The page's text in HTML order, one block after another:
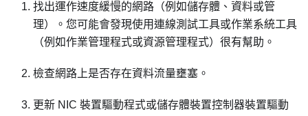
找出運作速度緩慢的網路（例如儲存體、資料或管
理）。您可能會發現使用連線測試工具或作業系統工具
（例如作業管理程式或資源管理程式）很有幫助。
檢查網路上是否存在資料流量壅塞。
更新 NIC 裝置驅動程式或儲存體裝置控制器裝置驅動